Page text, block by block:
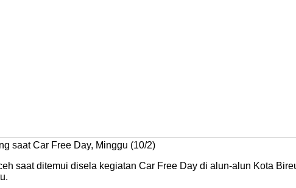
saat Car Free Day, Minggu (10/2)
saat ditemui disela kegiatan Car Free Day di alun-alun Kota